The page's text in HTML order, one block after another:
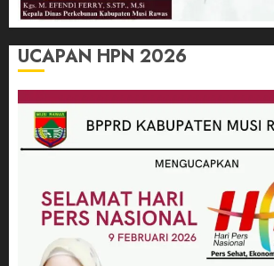
UCAPAN HPN 2026